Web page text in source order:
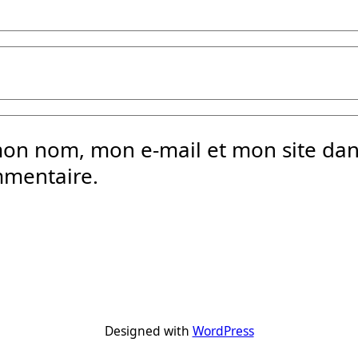
nom, mon e-mail et mon site
Designed with WordPress